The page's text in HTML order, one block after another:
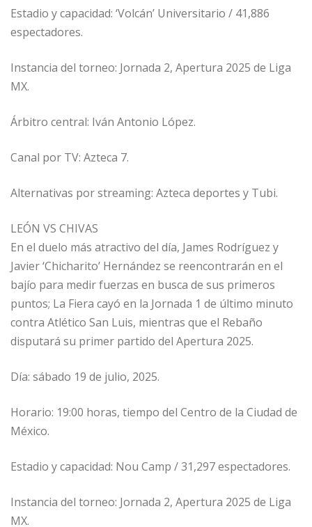
Estadio y capacidad: ‘Volcán’ Universitario / 41,886
espectadores.
Instancia del torneo: Jornada 2, Apertura 2025 de Liga
MX.
Árbitro central: Iván Antonio López.
Canal por TV: Azteca 7.
Alternativas por streaming: Azteca deportes y Tubi.
LEÓN VS CHIVAS
En el duelo más atractivo del día, James Rodríguez y
Javier ‘Chicharito’ Hernández se reencontrarán en el
bajío para medir fuerzas en busca de sus primeros
puntos; La Fiera cayó en la Jornada 1 de último minuto
contra Atlético San Luis, mientras que el Rebaño
disputará su primer partido del Apertura 2025.
Día: sábado 19 de julio, 2025.
Horario: 19:00 horas, tiempo del Centro de la Ciudad de
México.
Estadio y capacidad: Nou Camp / 31,297 espectadores.
Instancia del torneo: Jornada 2, Apertura 2025 de Liga
MX.